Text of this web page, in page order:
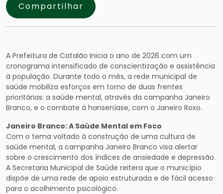
Compartilhar
A Prefeitura de Catalão inicia o ano de 2026 com um
cronograma intensificado de conscientização e assistência
à população. Durante todo o mês, a rede municipal de
saúde mobiliza esforços em torno de duas frentes
prioritárias: a saúde mental, através da campanha Janeiro
Branco, e o combate à hanseníase, com o Janeiro Roxo.
Janeiro Branco: A Saúde Mental em Foco
Com o tema voltado à construção de uma cultura de
saúde mental, a campanha Janeiro Branco visa alertar
sobre o crescimento dos índices de ansiedade e depressão.
A Secretaria Municipal de Saúde reitera que o município
dispõe de uma rede de apoio estruturada e de fácil acesso
para o acolhimento psicológico.